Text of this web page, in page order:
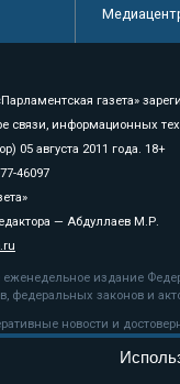
газета»
связи, информационных
05 августа 2011 года. 18+
46097
— Абдуллаев М.Р.
еженедельное издание
федеральных законов и
новости и
на pnp.ru обязательна.
рекомендательные